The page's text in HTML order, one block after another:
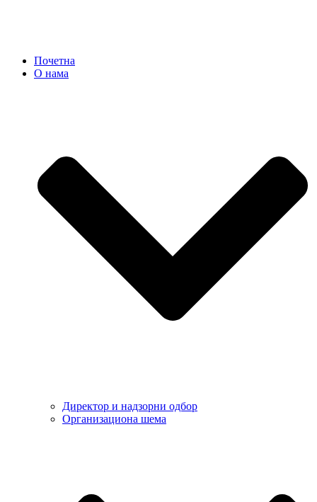
Почетна
О нама
Директор и надзорни одбор
Организациона шема